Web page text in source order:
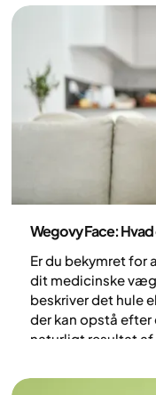
Wegovy Face:
Er du bekymret for
dit medicinske
beskriver det hule
der kan opstå
naturligt resultat
hvorfor dit ansigt